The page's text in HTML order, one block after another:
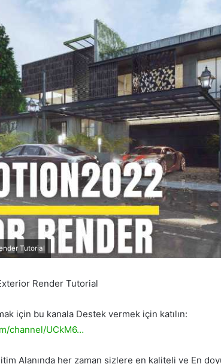
Tutorial
Render Tutorial
için bu kanala Destek vermek için katılın:
channel/UCkM6…
Alanında her zaman sizlere en kaliteli ve En